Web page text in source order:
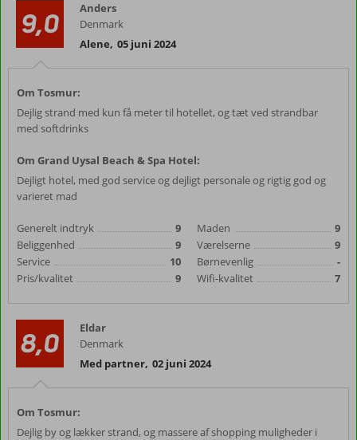
9,0
Anders
Denmark
Alene, 05 juni 2024
Om Tosmur:
Dejlig strand med kun få meter til hotellet, og tæt ved strandbar
med softdrinks
Om Grand Uysal Beach & Spa Hotel:
Dejligt hotel, med god service og dejligt personale og rigtig god og
varieret mad
Generelt indtryk
9
Beliggenhed
9
Service
10
Pris/kvalitet
9
Maden
9
Værelserne
9
Børnevenlig
-
Wifi-kvalitet
7
8,0
Eldar
Denmark
Med partner, 02 juni 2024
Om Tosmur:
Dejlig by og lækker strand, og massere af shopping muligheder i